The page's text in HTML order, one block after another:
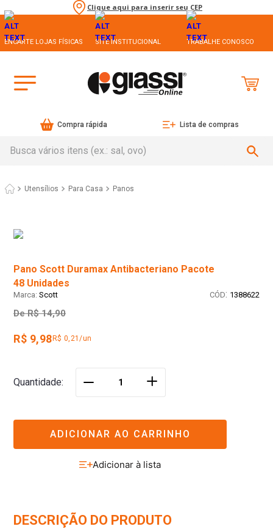
Clique aqui para inserir seu CEP
ENCARTE LOJAS FÍSICAS SITE INSTITUCIONAL TRABALHE CONOSCO
Compra rápida Lista de compras
Utensílios Para Casa Panos
Pano Scott Duramax Antibacteriano Pacote
48 Unidades
Scott : 1388622
De R$ 14,90
R$ 9,98 R$ 0,21/un
Quantidade ＋
ADICIONAR AO CARRINHO
DESCRIÇÃO DO PRODUTO